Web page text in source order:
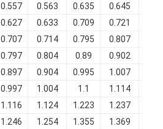
0.557 0.563 0.635 0.645
0.627 0.633 0.709 0.721
0.707 0.714 0.795 0.807
0.797 0.804 0.89 0.902
0.897 0.904 0.995 1.007
0.997 1.004 1.1 1.114
1.116 1.124 1.223 1.237
1.246 1.254 1.355 1.369